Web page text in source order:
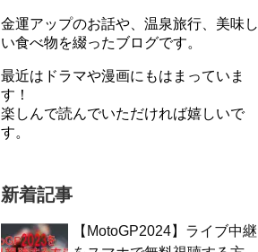
金運アップのお話や、温泉旅行、美味し
い食べ物を綴ったブログです。
最近はドラマや漫画にもはまっていま
す！
楽しんで読んでいただければ嬉しいで
す。
新着記事
【MotoGP2024】ライブ中継